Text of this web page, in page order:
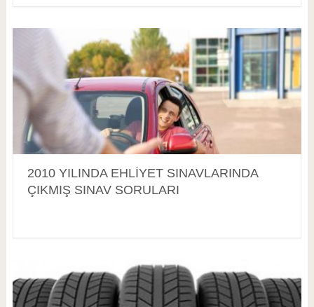
2010 YILINDA EHLİYET SINAVLARINDA
ÇIKMIŞ SINAV SORULARI